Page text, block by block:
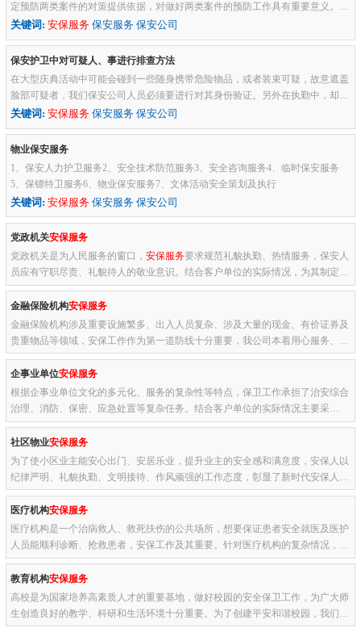
定预防两类案件的对策提供依据，对做好两类案件的预防工作具有重要意义。
一、重视掌握了解案情和刑事犯罪的活动情况，有利于两类案件的预防...
关键词: 安保服务 保安服务 保安公司
保安护卫中对可疑人、事进行排查方法
在大型庆典活动中可能会碰到一些随身携带危险物品，或者装束可疑，故意遮盖
脸部可疑者，我们保安公司人员必须要进行对其身份验证。另外在执勤中，却常
常也遇到少数混在正常人流中的犯罪嫌疑人随身携带作案工具或大量...
关键词: 安保服务 保安服务 保安公司
物业保安服务
1、保安人力护卫服务2、安全技术防范服务3、安全咨询服务4、临时保安服务
5、保镖特卫服务6、物业保安服务7、文体活动安全策划及执行
关键词: 安保服务 保安服务 保安公司
党政机关安保服务
党政机关是为人民服务的窗口，安保服务要求规范礼貌执勤、热情服务，保安人
员应有守职尽责、礼貌待人的敬业意识。结合客户单位的实际情况，为其制定专
业的服务方案，提供高品质的安保服务。服务期间定期进行专业的...
金融保险机构安保服务
金融保险机构涉及重要设施繁多、出入人员复杂、涉及大量的现金、有价证券及
贵重物品等领域，安保工作作为第一道防线十分重要，我公司本着用心服务、诚
信经营的原则，为其提供至诚、至精的安保服务。并与客户单位建...
企事业单位安保服务
根据企事业单位文化的多元化、服务的复杂性等特点，保卫工作承担了治安综合
治理、消防、保密、应急处置等复杂任务。结合客户单位的实际情况主要采
取“人防+技防，立体防范”式的保安服务理念，更大限度为客户单位提...
社区物业安保服务
为了使小区业主能安心出门、安居乐业，提升业主的安全感和满意度，安保人以
纪律严明、礼貌执勤、文明接待、作风顽强的工作态度，彰显了新时代安保人的
风采，受到客户单位的高度认可。服务项目：门卫守护，人员出入...
医疗机构安保服务
医疗机构是一个治病救人、救死扶伤的公共场所，想要保证患者安全就医及医护
人员能顺利诊断、抢救患者，安保工作及其重要。针对医疗机构的复杂情况，服
务期间为其提供责任心强、业务水平高的保安员，多次受到客户单...
教育机构安保服务
高校是为国家培养高素质人才的重要基地，做好校园的安全保卫工作，为广大师
生创造良好的教学、科研和生活环境十分重要。为了创建平安和谐校园，我们派